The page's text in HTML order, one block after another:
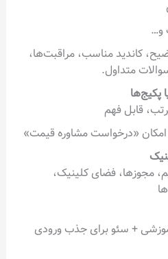
و…
کاندید مناسب، مراقبت‌ها،
متداول.
پکیج‌ها
قابل فهم
امکان «درخواست مشاوره قیمت»
مجوزها، فضای کلینیک،
+ سئو برای جذب ورودی